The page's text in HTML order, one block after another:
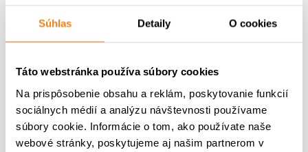
Súhlas Detaily O cookies
Táto webstránka používa súbory cookies
Na prispôsobenie obsahu a reklám, poskytovanie funkcií
sociálnych médií a analýzu návštevnosti používame
súbory cookie. Informácie o tom, ako používate naše
webové stránky, poskytujeme aj našim partnerom v